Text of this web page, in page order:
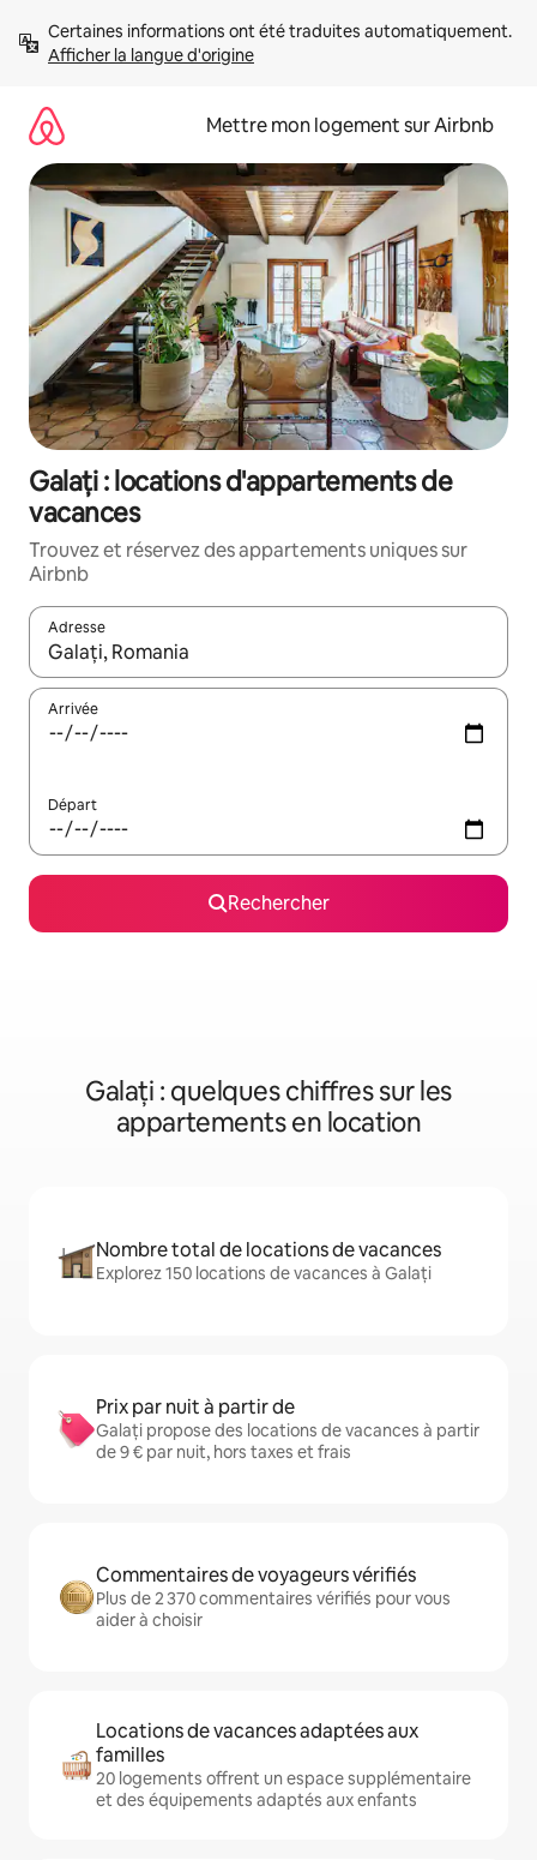
directement
Afficher la langue d'origine
Mettre mon logement sur Airbnb
Galați : locations d'appartements de
vacances
Trouvez et réservez des appartements uniques sur
Airbnb
Adresse
Lorsque les résultats s'affichent, utilisez les flèches vers le
Arrivée
Départ
Rechercher
Galați : quelques chiffres sur les
appartements en location
Nombre total de locations de vacances
Explorez 150 locations de vacances à Galați
Prix par nuit à partir de
Galați propose des locations de vacances à partir
de 9 € par nuit, hors taxes et frais
Commentaires de voyageurs vérifiés
Plus de 2 370 commentaires vérifiés pour vous
aider à choisir
Locations de vacances adaptées aux
familles
20 logements offrent un espace supplémentaire
et des équipements adaptés aux enfants